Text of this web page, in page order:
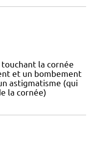
la cornée
et un bombement
astigmatisme (qui
la cornée)